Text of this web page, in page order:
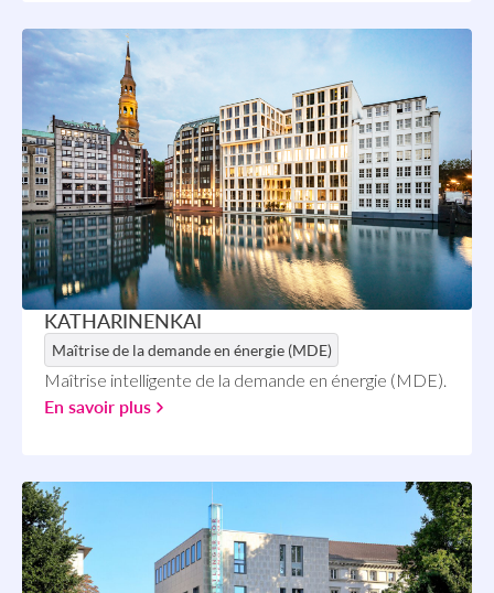
KATHARINENKAI
Maîtrise de la demande en énergie (MDE)
Maîtrise intelligente de la demande en énergie (MDE).
En savoir plus